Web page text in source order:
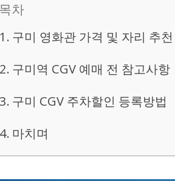
목차
구미 영화관 가격 및 자리 추천
구미역 CGV 예매 전 참고사항
구미 CGV 주차할인 등록방법
마치며